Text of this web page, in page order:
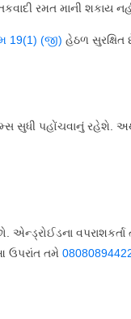
રમત માની શકાય
19(1) (જી) હેઠળ સુરક્ષિત
સુધી પહોંચવાનું
વપરાશકર્તા
ઉપરાંત તમે